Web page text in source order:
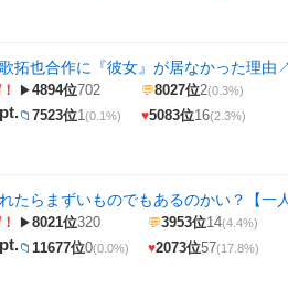
拓也合作に『彼女』が居なかった理由
▶4894位702 💬8027位2(0.3%)
📁 7523位1(0.1%) ♥5083位16(2.3%)
たらまずいものでもあるのかい？【一
▶8021位320 💬3953位14(4.4%)
📁 11677位0(0.0%) ♥2073位57(17.8%)